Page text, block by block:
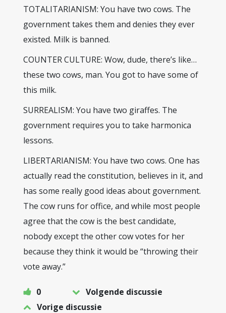
TOTALITARIANISM: You have two cows. The
government takes them and denies they ever
existed. Milk is banned.
COUNTER CULTURE: Wow, dude, there’s like…
these two cows, man. You got to have some of
this milk.
SURREALISM: You have two giraffes. The
government requires you to take harmonica
lessons.
LIBERTARIANISM: You have two cows. One has
actually read the constitution, believes in it, and
has some really good ideas about government.
The cow runs for office, and while most people
agree that the cow is the best candidate,
nobody except the other cow votes for her
because they think it would be “throwing their
vote away.”
0
Volgende discussie
Vorige discussie